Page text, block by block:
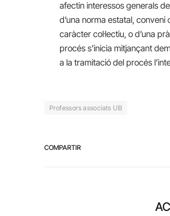
afectin interessos generals
d’una norma estatal, conveni
caràcter col·lectiu, o d’una
procés s’inicia mitjançant
a la tramitació del procés
Professors associats UB
COMPARTIR